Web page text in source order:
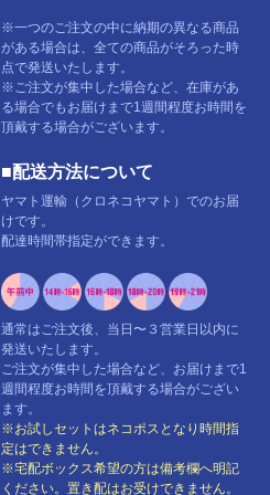
※一つのご注文の中に納期の異なる商品
がある場合は、全ての商品がそろった時
点で発送いたします。
※ご注文が集中した場合など、在庫があ
る場合でもお届けまで1週間程度お時間を
頂戴する場合がございます。
■配送方法について
ヤマト運輸（クロネコヤマト）でのお届
けです。
配達時間帯指定ができます。
通常はご注文後、当日〜３営業日以内に
発送いたします。
ご注文が集中した場合など、お届けまで1
週間程度お時間を頂戴する場合がござい
ます。
※お試しセットはネコポスとなり時間指
定はできません。
※宅配ボックス希望の方は備考欄へ明記
ください。置き配はお受けできません。